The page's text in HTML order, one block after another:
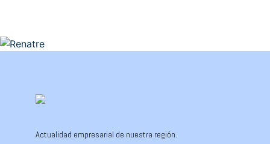
Actualidad empresarial de nuestra región.